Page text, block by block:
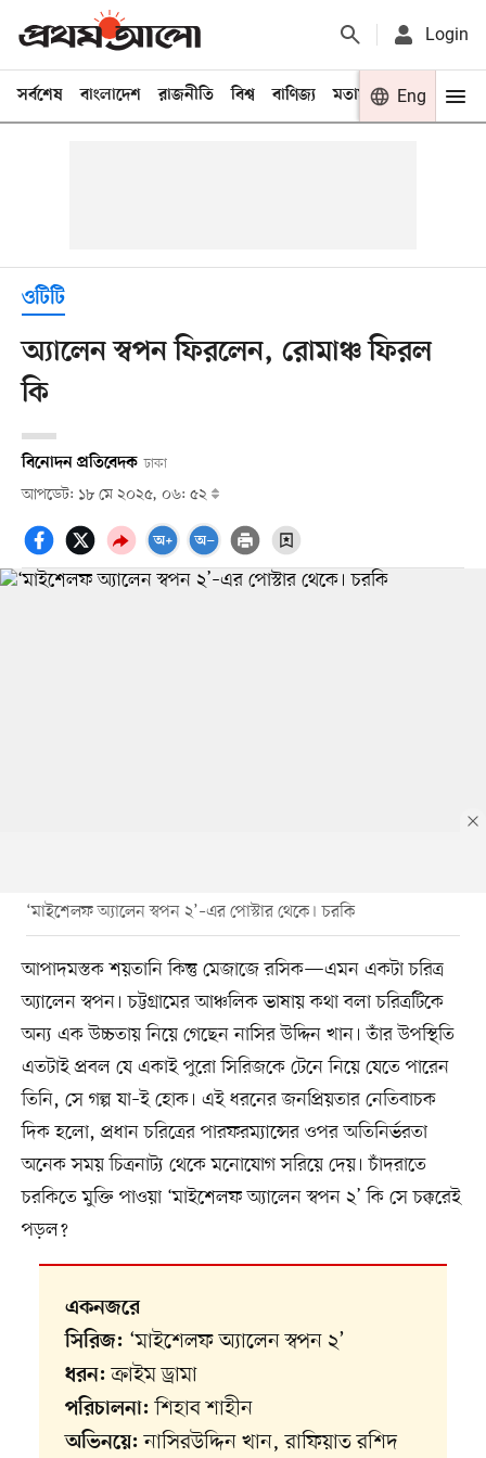
Login
সর্বশেষ বাংলাদেশ রাজনীতি বিশ্ব বাণিজ্য মতামত খেলা
Eng
ওটিটি
অ্যালেন স্বপন ফিরলেন, রোমাঞ্চ ফিরল
কি
বিনোদন প্রতিবেদক ঢাকা
আপডেট: ১৮ মে ২০২৫, ০৬: ৫২
‘মাইশেলফ অ্যালেন স্বপন ২’–এর পোস্টার থেকে। চরকি
আপাদমস্তক শয়তানি কিন্তু মেজাজে রসিক—এমন একটা চরিত্র
অ্যালেন স্বপন। চট্টগ্রামের আঞ্চলিক ভাষায় কথা বলা চরিত্রটিকে
অন্য এক উচ্চতায় নিয়ে গেছেন নাসির উদ্দিন খান। তাঁর উপস্থিতি
এতটাই প্রবল যে একাই পুরো সিরিজকে টেনে নিয়ে যেতে পারেন
তিনি, সে গল্প যা–ই হোক। এই ধরনের জনপ্রিয়তার নেতিবাচক
দিক হলো, প্রধান চরিত্রের পারফরম্যান্সের ওপর অতিনির্ভরতা
অনেক সময় চিত্রনাট্য থেকে মনোযোগ সরিয়ে দেয়। চাঁদরাতে
চরকিতে মুক্তি পাওয়া ‘মাইশেলফ অ্যালেন স্বপন ২’ কি সে চক্করেই
পড়ল?
একনজরে
সিরিজ: ‘মাইশেলফ অ্যালেন স্বপন ২’
ধরন: ক্রাইম ড্রামা
পরিচালনা: শিহাব শাহীন
অভিনয়ে: নাসিরউদ্দিন খান, রাফিয়াত রশিদ